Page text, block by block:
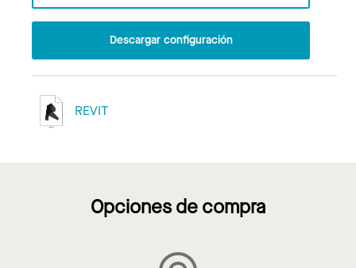
Descargar configuración
REVIT
Opciones de compra